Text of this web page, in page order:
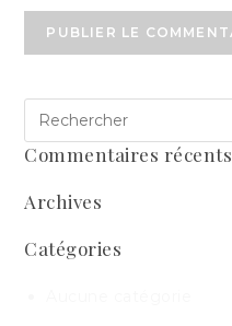
Commentaires récents
Archives
Catégories